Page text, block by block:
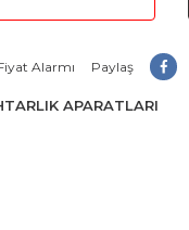
Alarmı Paylaş
APARATLARI